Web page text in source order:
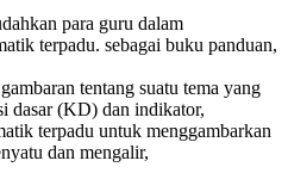
para guru dalam
terpadu. sebagai buku panduan,
tentang suatu tema yang
dasar (KD) dan indikator,
terpadu untuk menggambarkan
dan mengalir,